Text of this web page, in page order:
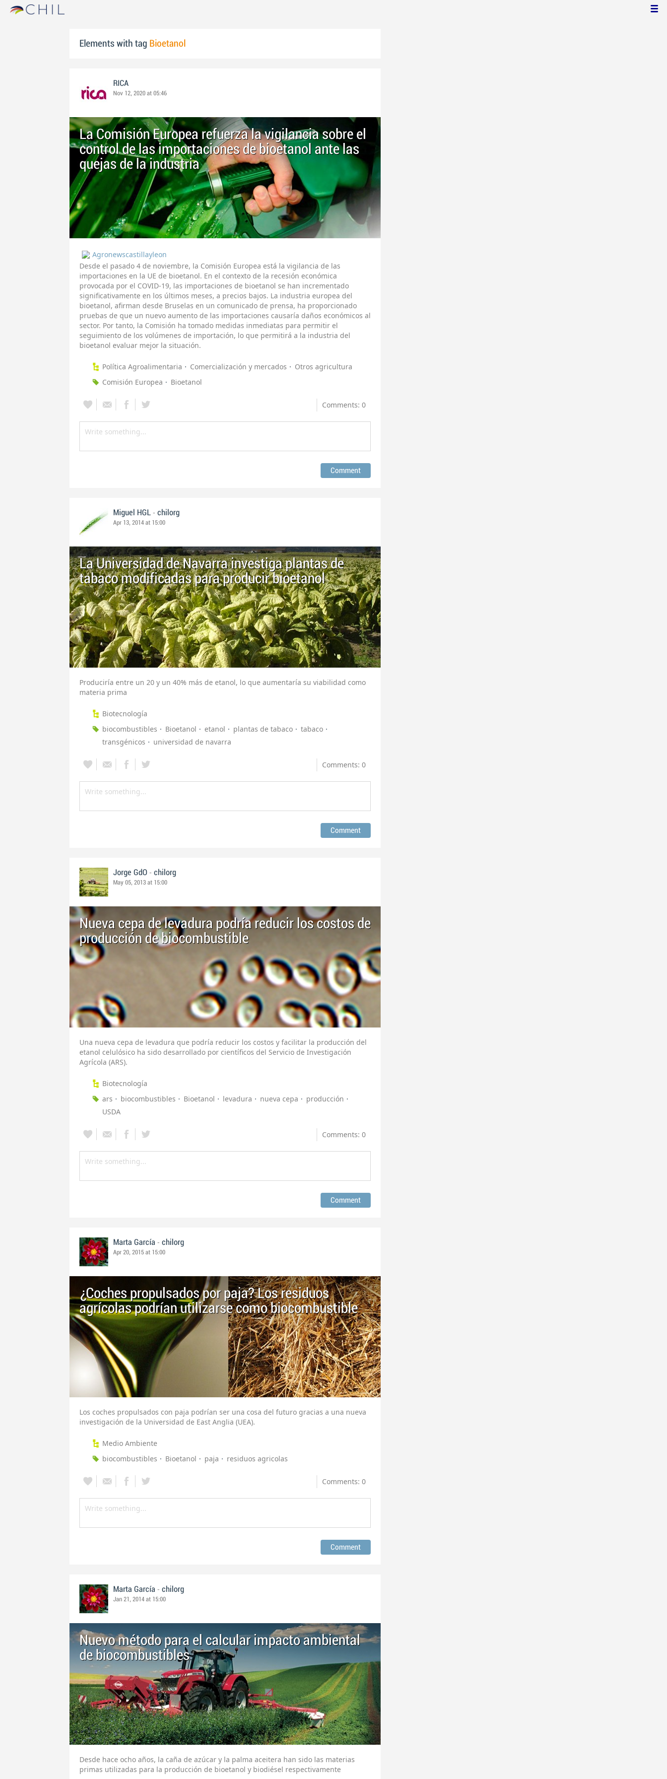
Elements with tag Bioetanol
RICA
Nov 12, 2020 at 05:46
La Comisión Europea refuerza la vigilancia sobre el
control de las importaciones de bioetanol ante las
quejas de la industria
Agronewscastillayleon
Desde el pasado 4 de noviembre, la Comisión Europea está la vigilancia de las
importaciones en la UE de bioetanol. En el contexto de la recesión económica
provocada por el COVID-19, las importaciones de bioetanol se han incrementado
significativamente en los últimos meses, a precios bajos. La industria europea del
bioetanol, afirman desde Bruselas en un comunicado de prensa, ha proporcionado
pruebas de que un nuevo aumento de las importaciones causaría daños económicos al
sector. Por tanto, la Comisión ha tomado medidas inmediatas para permitir el
seguimiento de los volúmenes de importación, lo que permitirá a la industria del
bioetanol evaluar mejor la situación.
Política Agroalimentaria Comercialización y mercados
Otros agricultura
Comisión Europea
Bioetanol
Comments: 0
Miguel HGL - chilorg
Apr 13, 2014 at 15:00
La Universidad de Navarra investiga plantas de
tabaco modificadas para producir bioetanol
Produciría entre un 20 y un 40% más de etanol, lo que aumentaría su viabilidad como
materia prima
Biotecnología
biocombustibles
Bioetanol etanol plantas de tabaco
tabaco
transgénicos
universidad de navarra
Comments: 0
Jorge GdO - chilorg
May 05, 2013 at 15:00
Nueva cepa de levadura podría reducir los costos de
producción de biocombustible
Una nueva cepa de levadura que podría reducir los costos y facilitar la producción del
etanol celulósico ha sido desarrollado por científicos del Servicio de Investigación
Agrícola (ARS).
Biotecnología
ars
biocombustibles Bioetanol levadura nueva cepa
producción
USDA
Comments: 0
Marta García - chilorg
Apr 20, 2015 at 15:00
¿Coches propulsados por paja? Los residuos
agrícolas podrían utilizarse como biocombustible
Los coches propulsados con paja podrían ser una cosa del futuro gracias a una nueva
investigación de la Universidad de East Anglia (UEA).
Medio Ambiente
biocombustibles
Bioetanol paja residuos agricolas
Comments: 0
Marta García - chilorg
Jan 21, 2014 at 15:00
Nuevo método para el calcular impacto ambiental
de biocombustibles
Desde hace ocho años, la caña de azúcar y la palma aceitera han sido las materias
primas utilizadas para la producción de bioetanol y biodiésel respectivamente